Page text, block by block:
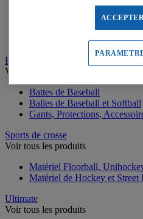
Poteaux de Rugby, buts de
Equipement d'entrainement
Boucliers de Rugby, Sacs de
Accessoires terrain de Rugby
Baseball et Softball
Voir tous les produits
Battes de Baseball
Balles de Baseball et Softball
Gants, Protections,
Sports de crosse
Voir tous les produits
Matériel Floorball,
Matériel de Hockey et Street
Ultimate
Voir tous les produits